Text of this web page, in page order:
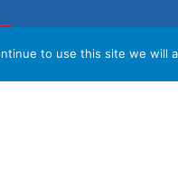
to use this site we will